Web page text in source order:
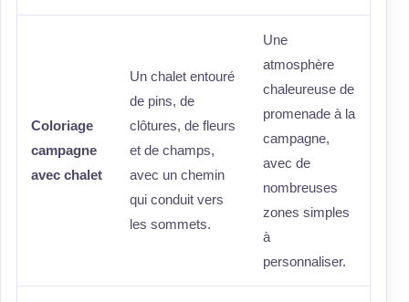
Coloriage
campagne
avec chalet
Un chalet entouré
de pins, de
clôtures, de fleurs
et de champs,
avec un chemin
qui conduit vers
les sommets.
Une
atmosphère
chaleureuse de
promenade à la
campagne,
avec de
nombreuses
zones simples
à
personnaliser.